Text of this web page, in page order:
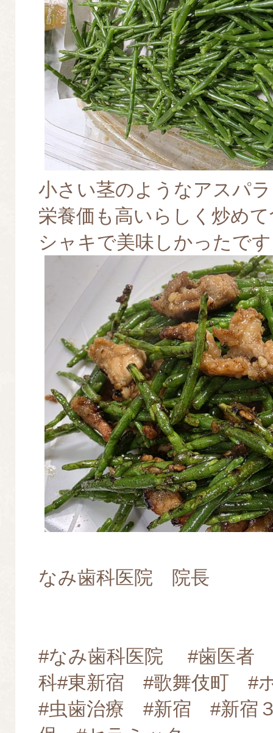
小さい茎のようなアスパ
栄養価も高いらしく炒め
シャキで美味しかったで
なみ歯科医院 院長
#なみ歯科医院 #歯医者
科#東新宿 #歌舞伎町 #
#虫歯治療 #新宿 #新宿